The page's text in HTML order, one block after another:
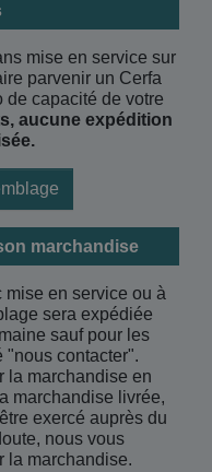
mise en service sur
parvenir un Cerfa
capacité de votre
aucune expédition
marchandise
mise en service ou à
sera expédiée
sauf pour les
"nous contacter".
la marchandise en
marchandise livrée,
exercé auprès du
nous vous
la marchandise.